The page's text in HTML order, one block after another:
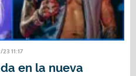
11:17
en la nueva